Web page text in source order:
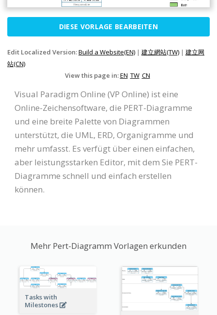
DIESE VORLAGE BEARBEITEN
Edit Localized Version:Build a Website(EN) | 建立網站(TW) | 建立网
站(CN)
View this page in:EN TW CN
Visual Paradigm Online (VP Online) ist eine
Online-Zeichensoftware, die PERT-Diagramme
und eine breite Palette von Diagrammen
unterstützt, die UML, ERD, Organigramme und
mehr umfasst. Es verfügt über einen einfachen,
aber leistungsstarken Editor, mit dem Sie PERT-
Diagramme schnell und einfach erstellen
können.
Mehr Pert-Diagramm Vorlagen erkunden
Tasks with
Milestones